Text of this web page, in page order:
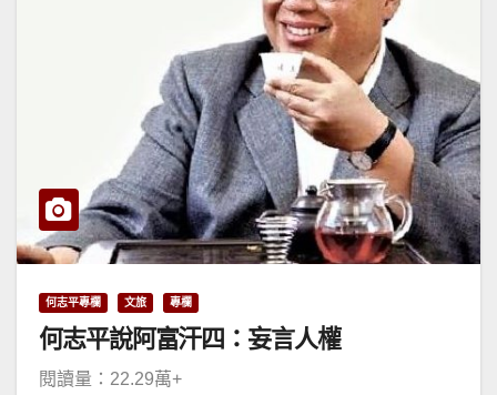
何志平專欄 文旅 專欄
何志平說阿富汗四：妄言人權
閱讀量：22.29萬+